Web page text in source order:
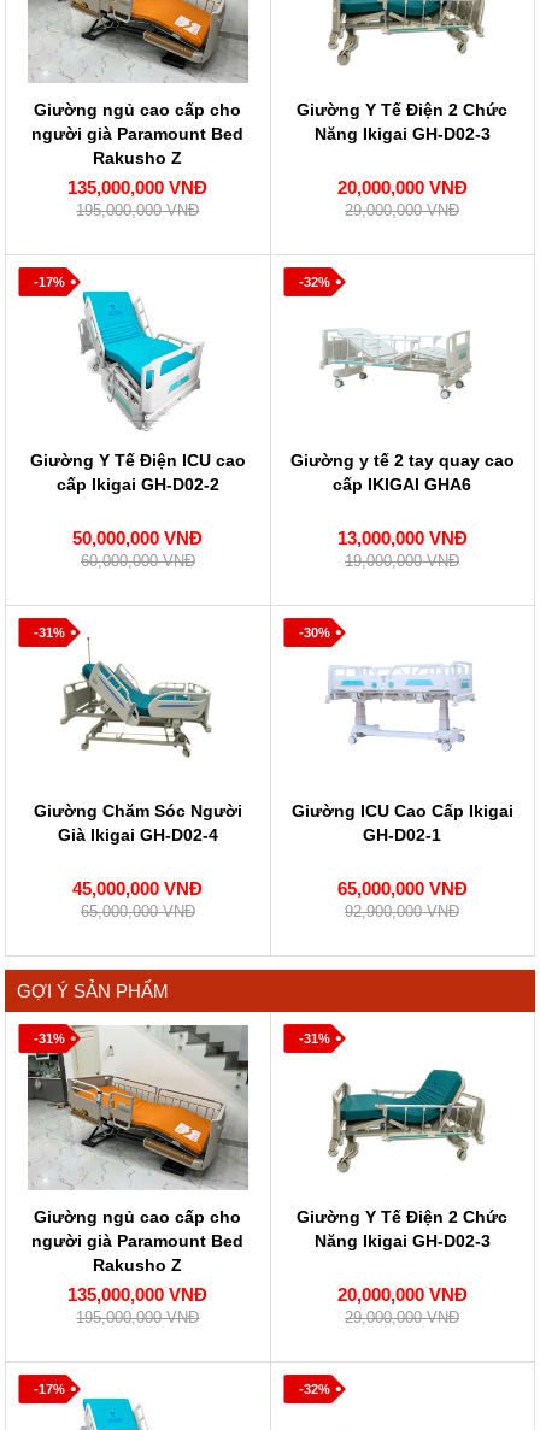
Giường ngủ cao cấp cho
người già Paramount Bed
Rakusho Z
135,000,000 VNĐ
195,000,000 VNĐ
Giường Y Tế Điện 2 Chức
Năng Ikigai GH-D02-3
20,000,000 VNĐ
29,000,000 VNĐ
-17%
Giường Y Tế Điện ICU cao
cấp Ikigai GH-D02-2
50,000,000 VNĐ
60,000,000 VNĐ
-32%
Giường y tế 2 tay quay cao
cấp IKIGAI GHA6
13,000,000 VNĐ
19,000,000 VNĐ
-31%
Giường Chăm Sóc Người
Già Ikigai GH-D02-4
45,000,000 VNĐ
65,000,000 VNĐ
-30%
Giường ICU Cao Cấp Ikigai
GH-D02-1
65,000,000 VNĐ
92,900,000 VNĐ
GỢI Ý SẢN PHẨM
-31%
Giường ngủ cao cấp cho
người già Paramount Bed
Rakusho Z
135,000,000 VNĐ
195,000,000 VNĐ
-31%
Giường Y Tế Điện 2 Chức
Năng Ikigai GH-D02-3
20,000,000 VNĐ
29,000,000 VNĐ
-17% -32%